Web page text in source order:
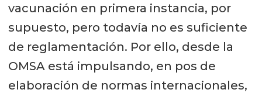
vacunación en primera instancia, por
supuesto, pero todavía no es suficiente
de reglamentación. Por ello, desde la
OMSA está impulsando, en pos de
elaboración de normas internacionales,